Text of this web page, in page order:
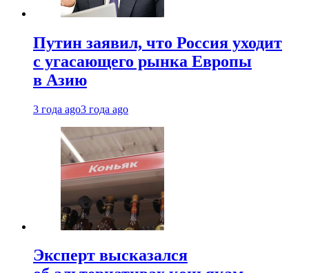
Путин заявил, что Россия уходит
с угасающего рынка Европы
в Азию
3 года ago3 года ago
Эксперт высказался